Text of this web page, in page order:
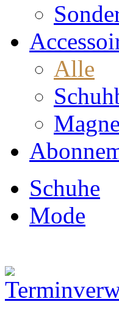
Alle
Schuhe
Mode